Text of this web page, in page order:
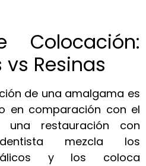
Colocación:
Resinas
de una amalgama es
en comparación con el
restauración con
mezcla los
y los coloca